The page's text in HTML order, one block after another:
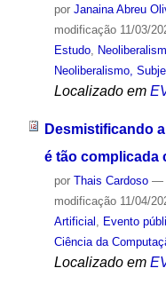
por Janaina Abreu
modificação11/03/
Estudo,
Neoliberalismo,
Localizado em
Desmistificando
é tão complicada
por Thais Cardoso —
modificação11/04/
Artificial , Evento
Ciência da
Localizado em